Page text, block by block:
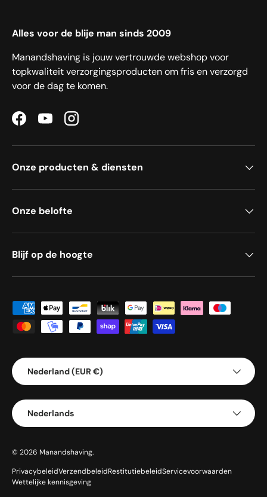
Alles voor de blije man sinds 2009
Manandshaving is jouw vertrouwde webshop voor
topkwaliteit verzorgingsproducten om fris en verzorgd
voor de dag te komen.
FacebookYouTubeInstagram
Onze producten & diensten
Onze belofte
Blijf op de hoogte
Geaccepteerde betaalmethoden
Land/Regio
Nederland (EUR €)
Taal
Nederlands
© 2026 Manandshaving.
PrivacybeleidVerzendbeleidRestitutiebeleidServicevoorwaarden
Wettelijke kennisgeving